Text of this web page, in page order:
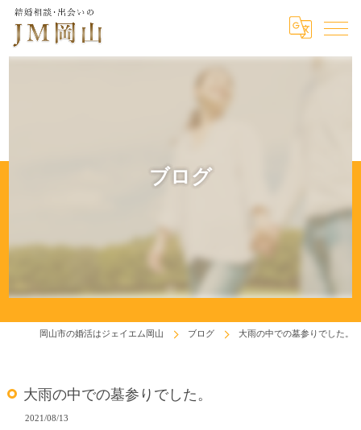
ブログ
岡山市の婚活はジェイエム岡山 ブログ 大雨の中での墓参りでした。
大雨の中での墓参りでした。
2021/08/13